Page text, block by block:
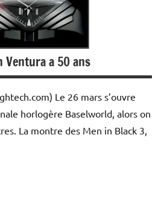
Ventura a 50 ans
Le 26 mars s’ouvre
horlogère Baselworld, alors on
La montre des Men in Black 3,